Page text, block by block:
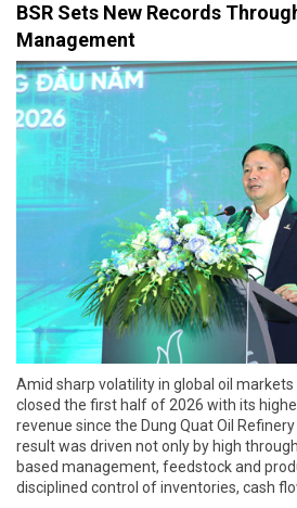
BSR Sets New Records
Management
Amid sharp volatility in global oil markets
closed the first half of 2026 with its
revenue since the Dung Quat Oil
result was driven not only by high
based management, feedstock and
disciplined control of inventories, cash